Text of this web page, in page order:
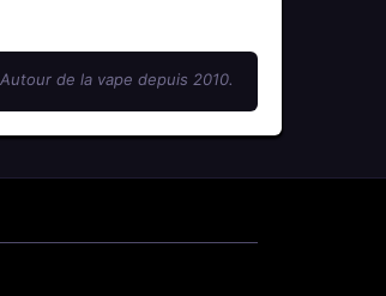
Autour de la vape depuis 2010.